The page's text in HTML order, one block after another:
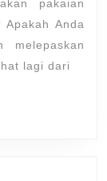
pakaian
Anda
melepaskan
lagi dari